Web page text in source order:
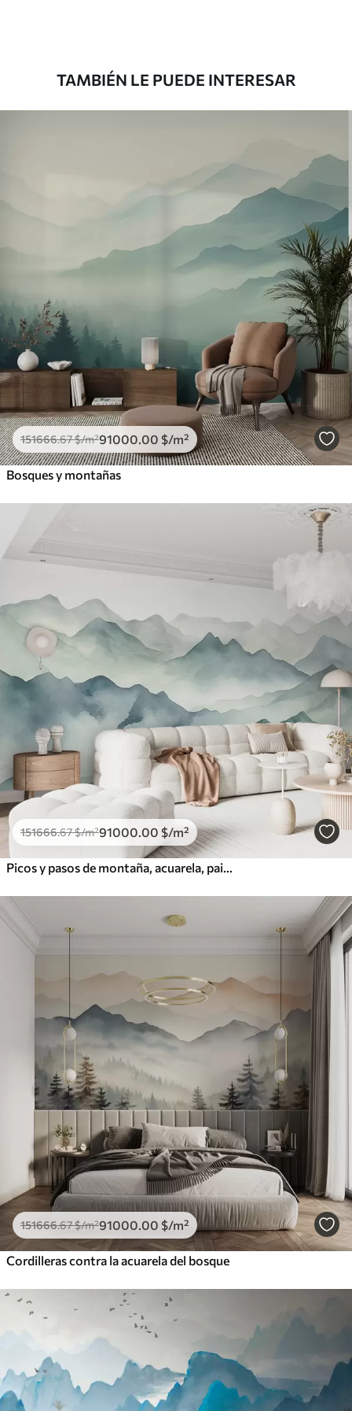
Vinilo Premium
199833.33119900.00$/m²
TAMBIÉN LE PUEDE INTERESAR
151666.67$/m²91000 .00 $/m²
Bosques y montañas
151666.67$/m²91000 .00 $/m²
151666.67$/m²91000 .00 $/m²
Cordilleras contra la acuarela del bosque